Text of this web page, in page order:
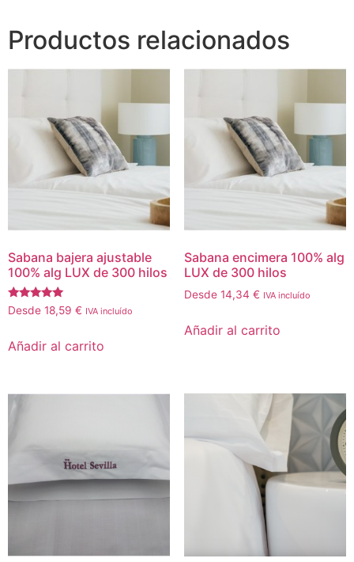
Productos relacionados
Sabana bajera ajustable
100% alg LUX de 300 hilos
Valorado
con
Desde 18,59 € IVA incluído
Añadir al carrito
Sabana encimera 100% alg
LUX de 300 hilos
Desde 14,34 € IVA incluído
Añadir al carrito